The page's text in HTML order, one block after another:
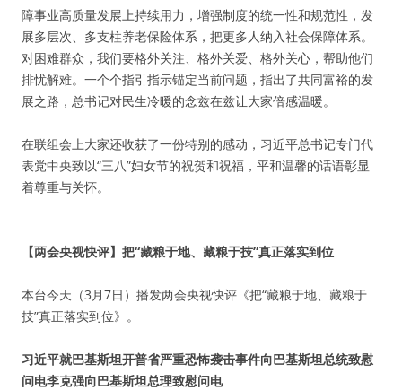
障事业高质量发展上持续用力，增强制度的统一性和规范性，发
展多层次、多支柱养老保险体系，把更多人纳入社会保障体系。
对困难群众，我们要格外关注、格外关爱、格外关心，帮助他们
排忧解难。一个个指引指示锚定当前问题，指出了共同富裕的发
展之路，总书记对民生冷暖的念兹在兹让大家倍感温暖。
在联组会上大家还收获了一份特别的感动，习近平总书记专门代
表党中央致以“三八”妇女节的祝贺和祝福，平和温馨的话语彰显
着尊重与关怀。
【两会央视快评】把“藏粮于地、藏粮于技”真正落实到位
本台今天（3月7日）播发两会央视快评《把“藏粮于地、藏粮于
技”真正落实到位》。
习近平就巴基斯坦开普省严重恐怖袭击事件向巴基斯坦总统致慰
问电李克强向巴基斯坦总理致慰问电